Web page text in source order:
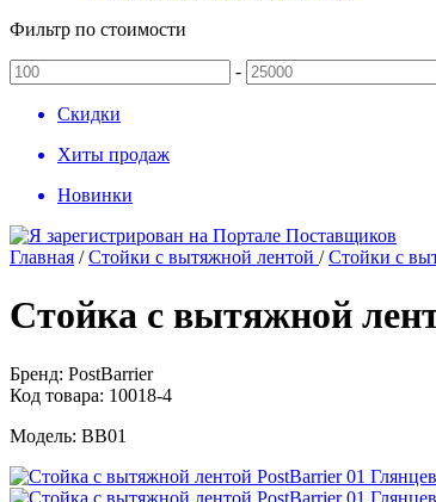
Фильтр по стоимости
-
Скидки
Хиты продаж
Новинки
Главная /Стойки с вытяжной лентой /Стойки с
Стойка с вытяжной
Бренд: PostBarrier
Код товара: 10018-4
Модель: BB01